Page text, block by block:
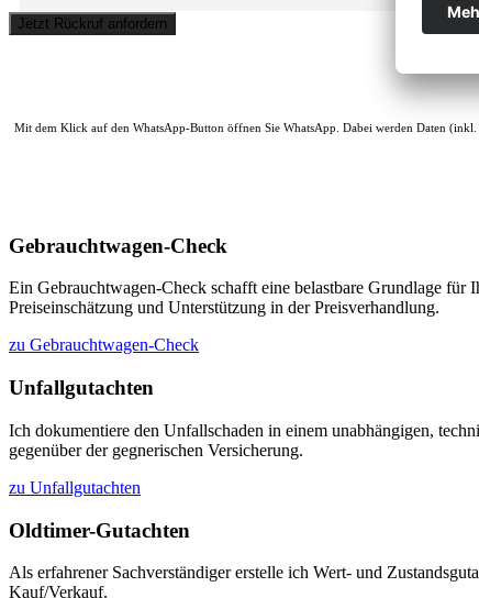
Bitte lasse dieses Feld leer.
Mit dem Klick auf den WhatsApp-Button öffnen Sie WhatsApp. Dabei werden Daten
Gebrauchtwagen-Check
Ein Gebrauchtwagen-Check schafft eine belastbare Grundlage
Preiseinschätzung und Unterstützung in der Preisverhandlung.
zu Gebrauchtwagen-Check
Unfallgutachten
Ich dokumentiere den Unfallschaden in einem unabhängigen,
gegenüber der gegnerischen Versicherung.
zu Unfallgutachten
Oldtimer-Gutachten
Als erfahrener Sachverständiger erstelle ich Wert- und
Kauf/Verkauf.